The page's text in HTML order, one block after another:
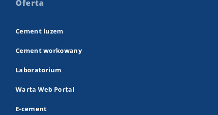
Oferta
Cement luzem
Cement workowany
Laboratorium
Warta Web Portal
E-cement